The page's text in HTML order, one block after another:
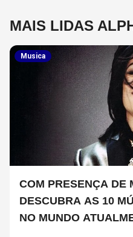
MAIS LIDAS
Musica
COM PRESENÇA DE
DESCUBRA AS 10
NO MUNDO